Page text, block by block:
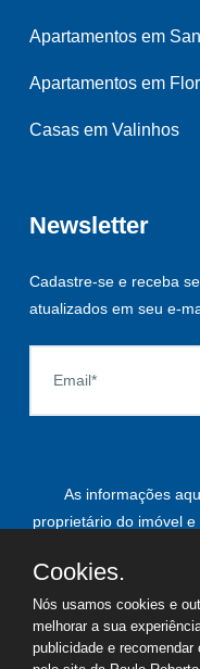
Apartamentos em
Apartamentos em
Casas em Valinhos
Newsletter
Cadastre-se e receba
atualizados em seu e-
As informações
proprietário do imóvel
©2026Copyright -
Cookies.
Nós usamos cookies e
melhorar a sua
publicidade e